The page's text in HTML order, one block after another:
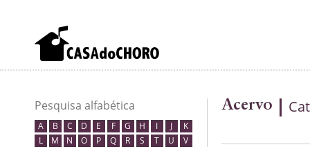
Pesquisa alfabética
A B C D E F G H I J
K
L
M N O P Q R S T U
V
Acervo